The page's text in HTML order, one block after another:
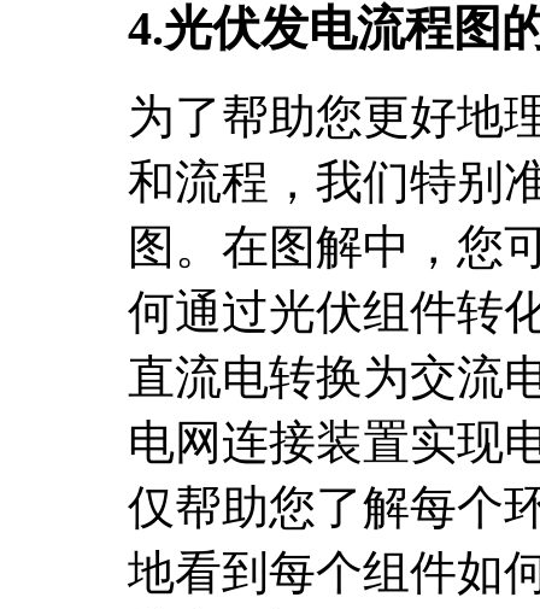
4.光伏发电流程图
为了帮助您更好地
和流程，我们特别
图。在图解中，您
何通过光伏组件转
直流电转换为交流
电网连接装置实现
仅帮助您了解每个
地看到每个组件如